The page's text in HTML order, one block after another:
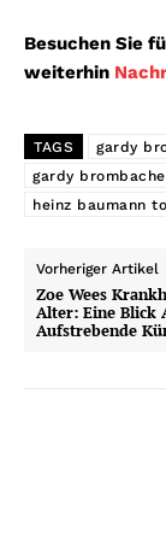
Besuchen Sie
weiterhin
TAGS
gardy
gardy
heinz baumann
Vorheriger Artikel
Zoe Wees
Alter: Eine Blick
Aufstrebende